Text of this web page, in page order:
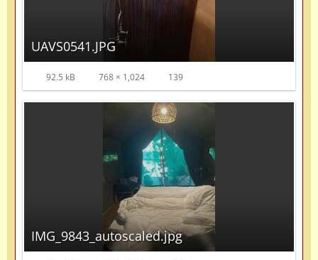
UAVS0541.JPG
92.5 kB 768 × 1,024 139
IMG_9843_autoscaled.jpg